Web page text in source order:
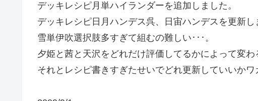
デッキレシピ月単ハイランダーを追加しました。
デッキレシピ日月ハンデス呉、日宙ハンデスを更新し
雪単伊吹選択肢多すぎて組むの難しい･･･。
夕姫と茜と天沢をどれだけ評価してるかによって変
それとレシピ書きすぎたせいでどれ更新していいか